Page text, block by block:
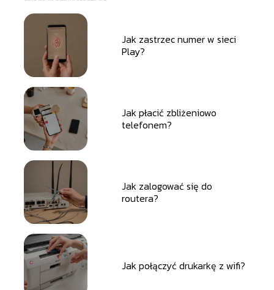
Jak zastrzec numer w sieci
Play?
Jak płacić zbliżeniowo
telefonem?
Jak zalogować się do
routera?
Jak połączyć drukarkę z wifi?